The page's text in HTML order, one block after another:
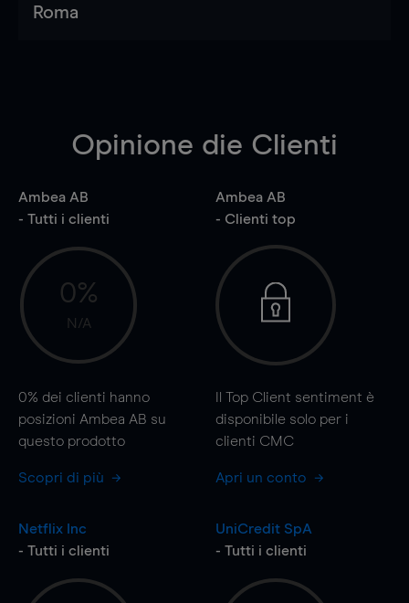
Roma
Opinione die Clienti
Ambea AB
- Tutti i clienti
0%
N/A
0% dei clienti hanno
posizioni Ambea AB su
questo prodotto
Scopri di più
Ambea AB
- Clienti top
Il Top Client sentiment è
disponibile solo per i
clienti CMC
Apri un conto
Netflix Inc
- Tutti i clienti
UniCredit SpA
- Tutti i clienti